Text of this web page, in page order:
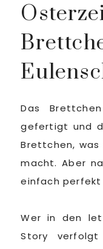
Das
gefertigt und
Brettchen,
macht. Aber
einfach
Wer in den
Story